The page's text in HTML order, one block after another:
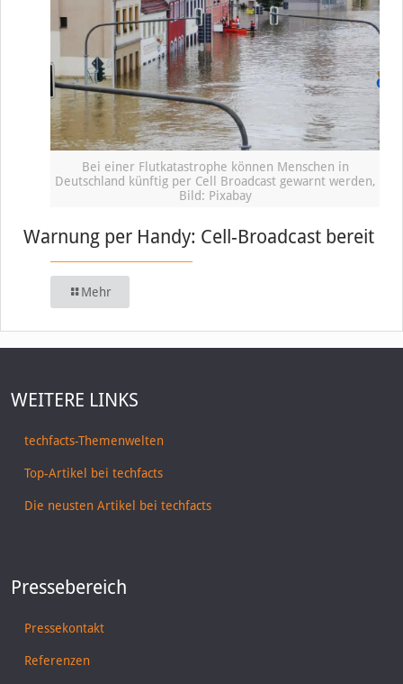
Bei einer Flutkatastrophe können Menschen in
Deutschland künftig per Cell Broadcast gewarnt werden,
Bild: Pixabay
Warnung per Handy: Cell-Broadcast bereit
Mehr
WEITERE LINKS
techfacts-Themenwelten
Top-Artikel bei techfacts
Die neusten Artikel bei techfacts
Pressebereich
Pressekontakt
Referenzen